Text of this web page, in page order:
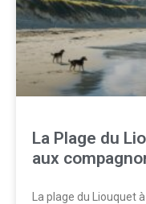
La Plage du
aux
La plage du Liouquet